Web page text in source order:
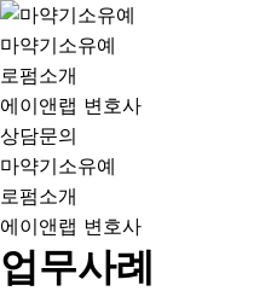
마약기소유예
로펌소개
에이앤랩 변호사
상담문의
마약기소유예
로펌소개
에이앤랩 변호사
업무사례